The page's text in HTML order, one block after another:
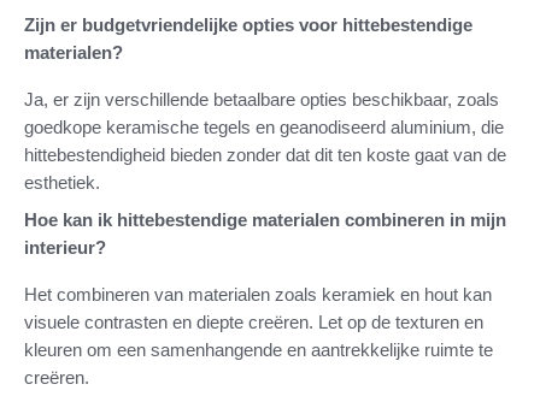
Zijn er budgetvriendelijke opties voor hittebestendige
materialen?
Ja, er zijn verschillende betaalbare opties beschikbaar, zoals
goedkope keramische tegels en geanodiseerd aluminium, die
hittebestendigheid bieden zonder dat dit ten koste gaat van de
esthetiek.
Hoe kan ik hittebestendige materialen combineren in mijn
interieur?
Het combineren van materialen zoals keramiek en hout kan
visuele contrasten en diepte creëren. Let op de texturen en
kleuren om een samenhangende en aantrekkelijke ruimte te
creëren.